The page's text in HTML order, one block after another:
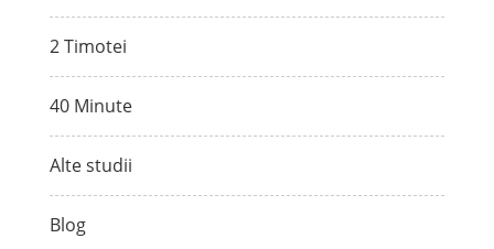
2 Timotei
40 Minute
Alte studii
Blog